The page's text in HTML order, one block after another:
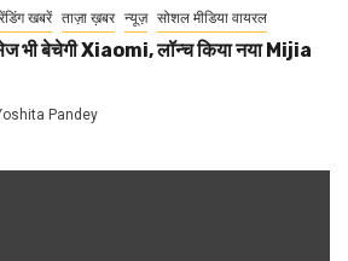
खबरें ताज़ा ख़बर न्यूज़ सोशल मीडिया वायरल
भी बेचेगी Xiaomi, लॉन्च किया नया Mijia
Pandey